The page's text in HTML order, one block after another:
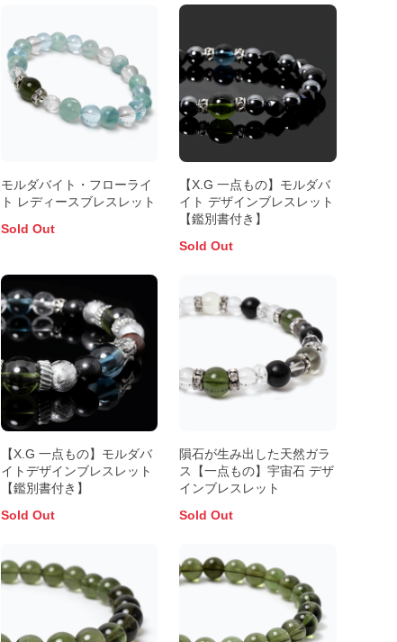
モルダバイト・フローライ
ト レディースブレスレット
Sold Out
【X.G 一点もの】モルダバ
イト デザインブレスレット
【鑑別書付き】
Sold Out
【X.G 一点もの】モルダバ
イトデザインブレスレット
【鑑別書付き】
Sold Out
隕石が生み出した天然ガラ
ス【一点もの】宇宙石 デザ
インブレスレット
Sold Out